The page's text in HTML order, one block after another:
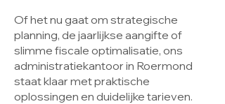
Of het nu gaat om strategische
planning, de jaarlijkse aangifte of
slimme fiscale optimalisatie, ons
administratiekantoor in Roermond
staat klaar met praktische
oplossingen en duidelijke tarieven.